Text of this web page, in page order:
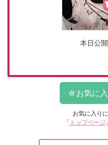
本日公
お気に入り
「 トップページ